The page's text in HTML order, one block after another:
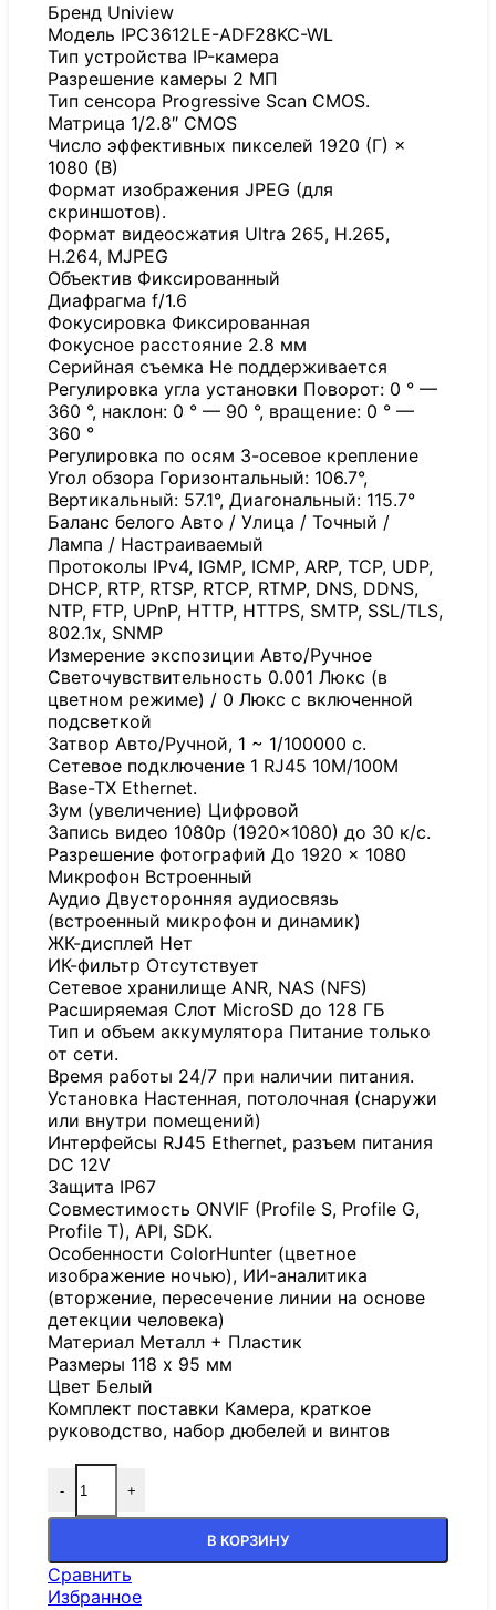
Бренд Uniview
Модель IPC3612LE-ADF28KC-WL
Тип устройства IP-камера
Разрешение камеры 2 МП
Тип сенсора Progressive Scan CMOS.
Матрица 1/2.8″ CMOS
Число эффективных пикселей 1920 (Г) ×
1080 (В)
Формат изображения JPEG (для
скриншотов).
Формат видеосжатия Ultra 265, H.265,
H.264, MJPEG
Объектив Фиксированный
Диафрагма f/1.6
Фокусировка Фиксированная
Фокусное расстояние 2.8 мм
Серийная съемка Не поддерживается
Регулировка угла установки Поворот: 0 ° —
360 °, наклон: 0 ° — 90 °, вращение: 0 ° —
360 °
Регулировка по осям 3-осевое крепление
Угол обзора Горизонтальный: 106.7°,
Вертикальный: 57.1°, Диагональный: 115.7°
Баланс белого Авто / Улица / Точный /
Лампа / Настраиваемый
Протоколы IPv4, IGMP, ICMP, ARP, TCP, UDP,
DHCP, RTP, RTSP, RTCP, RTMP, DNS, DDNS,
NTP, FTP, UPnP, HTTP, HTTPS, SMTP, SSL/TLS,
802.1x, SNMP
Измерение экспозиции Авто/Ручное
Светочувствительность 0.001 Люкс (в
цветном режиме) / 0 Люкс с включенной
подсветкой
Затвор Авто/Ручной, 1 ~ 1/100000 с.
Сетевое подключение 1 RJ45 10M/100M
Base-TX Ethernet.
Зум (увеличение) Цифровой
Запись видео 1080p (1920×1080) до 30 к/с.
Разрешение фотографий До 1920 × 1080
Микрофон Встроенный
Аудио Двусторонняя аудиосвязь
(встроенный микрофон и динамик)
ЖК-дисплей Нет
ИК-фильтр Отсутствует
Сетевое хранилище ANR, NAS (NFS)
Расширяемая Слот MicroSD до 128 ГБ
Тип и объем аккумулятора Питание только
от сети.
Время работы 24/7 при наличии питания.
Установка Настенная, потолочная (снаружи
или внутри помещений)
Интерфейсы RJ45 Ethernet, разъем питания
DC 12V
Защита IP67
Совместимость ONVIF (Profile S, Profile G,
Profile T), API, SDK.
Особенности ColorHunter (цветное
изображение ночью), ИИ-аналитика
(вторжение, пересечение линии на основе
детекции человека)
Материал Металл + Пластик
Размеры 118 x 95 мм
Цвет Белый
Комплект поставки Камера, краткое
руководство, набор дюбелей и винтов
- +
В КОРЗИНУ
Сравнить
Избранное